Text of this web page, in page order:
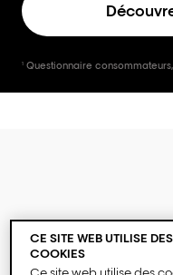
1 Questionnaire consommateurs,
CE SITE WEB UTILISE DES
COOKIES